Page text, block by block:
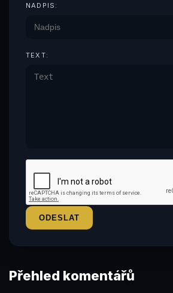
NADPIS:
TEXT:
Přehled komentářů